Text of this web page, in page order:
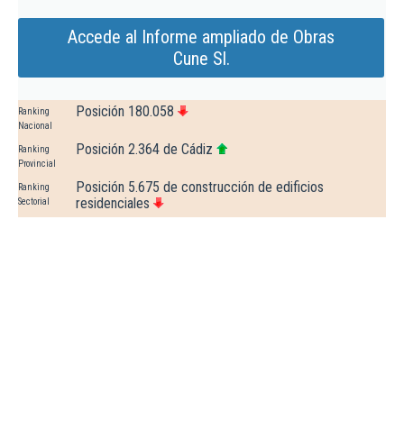
Accede al Informe ampliado de Obras
Cune Sl.
Ranking
Nacional
Posición 180.058
Ranking
Provincial
Posición 2.364 de Cádiz
Ranking
Sectorial
Posición 5.675 de construcción de edificios
residenciales